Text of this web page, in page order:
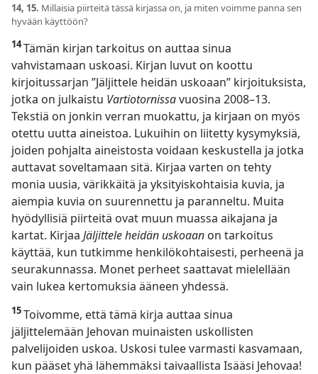
14, 15. Millaisia piirteitä tässä kirjassa on, ja miten voimme panna sen
hyvään käyttöön?
14Tämän kirjan tarkoitus on auttaa sinua
vahvistamaan uskoasi. Kirjan luvut on koottu
kirjoitussarjan ”Jäljittele heidän uskoaan” kirjoituksista,
jotka on julkaistu Vartiotornissavuosina 2008–13.
Tekstiä on jonkin verran muokattu, ja kirjaan on myös
otettu uutta aineistoa. Lukuihin on liitetty kysymyksiä,
joiden pohjalta aineistosta voidaan keskustella ja jotka
auttavat soveltamaan sitä. Kirjaa varten on tehty
monia uusia, värikkäitä ja yksityiskohtaisia kuvia, ja
aiempia kuvia on suurennettu ja paranneltu. Muita
hyödyllisiä piirteitä ovat muun muassa aikajana ja
kartat. Kirjaa Jäljittele heidän uskoaan on tarkoitus
käyttää, kun tutkimme henkilökohtaisesti, perheenä ja
seurakunnassa. Monet perheet saattavat mielellään
vain lukea kertomuksia ääneen yhdessä.
15Toivomme, että tämä kirja auttaa sinua
jäljittelemään Jehovan muinaisten uskollisten
palvelijoiden uskoa. Uskosi tulee varmasti kasvamaan,
kun pääset yhä lähemmäksi taivaallista Isääsi Jehovaa!